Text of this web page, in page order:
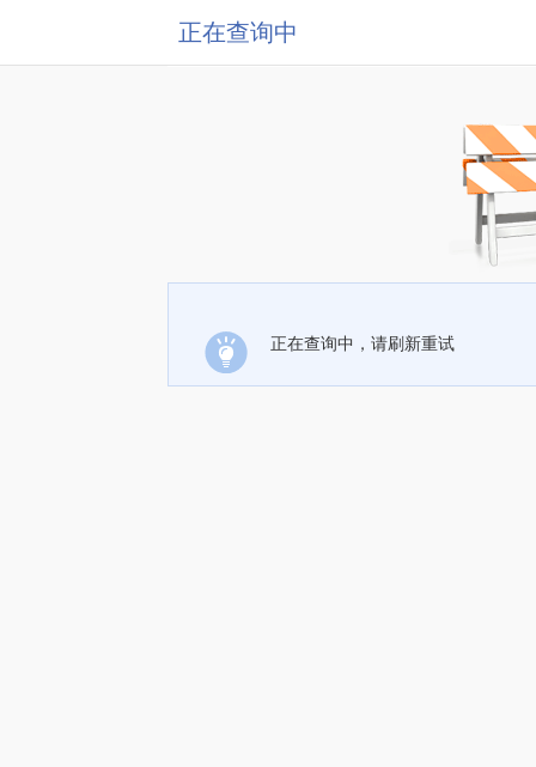
正在查询中
正在查询中，请刷新重试